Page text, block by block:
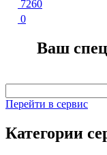
7260
0
Ваш
Перейти в сервис
Категории